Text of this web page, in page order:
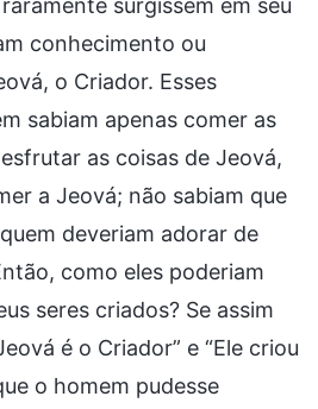
conhecimento ou
o Criador. Esses
sabiam apenas comer as
as coisas de Jeová,
a Jeová; não sabiam que
deveriam adorar de
como eles poderiam
seres criados? Se assim
é o Criador” e “Ele criou
o homem pudesse